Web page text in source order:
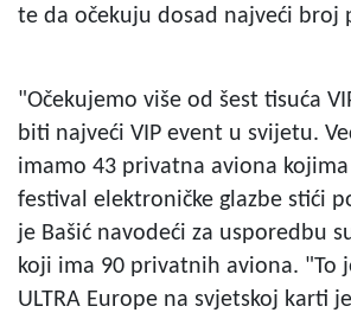
te da očekuju dosad najveći broj
"Očekujemo više od šest tisuća
biti najveći VIP event u svijetu.
imamo 43 privatna aviona kojima
festival elektroničke glazbe stići
je Bašić navodeći za usporedbu
koji ima 90 privatnih aviona. "To
ULTRA Europe na svjetskoj karti